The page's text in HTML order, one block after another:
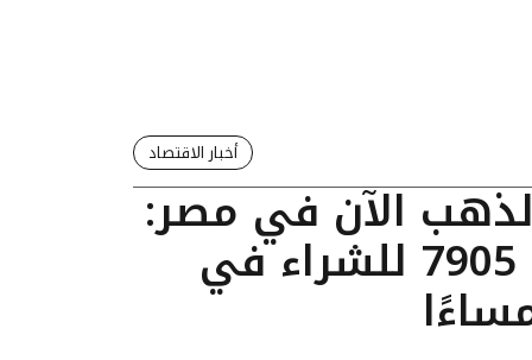
أخبار الاقتصاد
الآن في مصر:
عيار 24 يسجل 7905 للشراء في